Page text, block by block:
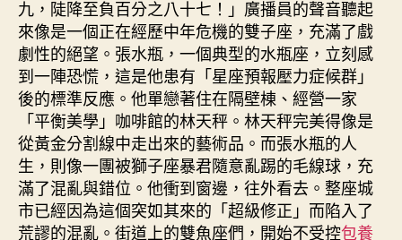
九，陡降至負百分之八十七！」廣播員的聲音聽起
來像是一個正在經歷中年危機的雙子座，充滿了戲
劇性的絕望。張水瓶，一個典型的水瓶座，立刻感
到一陣恐慌，這是他患有「星座預報壓力症候群」
後的標準反應。他單戀著住在隔壁棟、經營一家
「平衡美學」咖啡館的林天秤。林天秤完美得像是
從黃金分割線中走出來的藝術品。而張水瓶的人
生，則像一團被獅子座暴君隨意亂踢的毛線球，充
滿了混亂與錯位。他衝到窗邊，往外看去。整座城
市已經因為這個突如其來的「超級修正」而陷入了
荒謬的混亂。街道上的雙魚座們，開始不受控包養